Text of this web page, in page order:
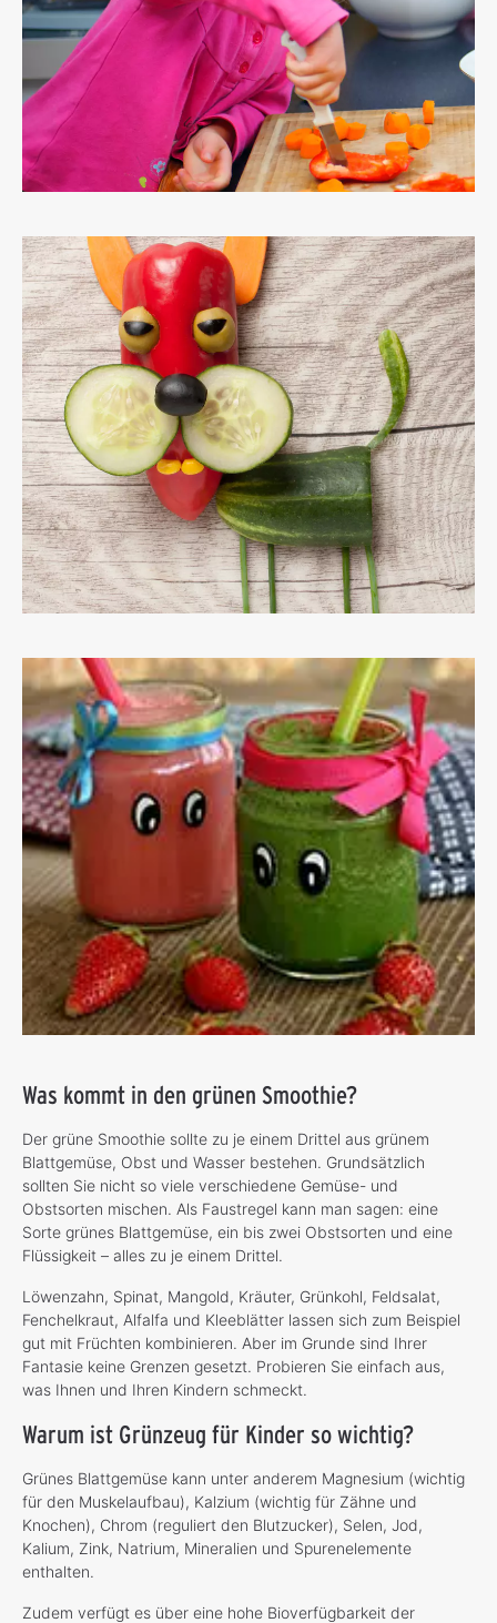
Was kommt in den grünen Smoothie?
Der grüne Smoothie sollte zu je einem Drittel aus grünem
Blattgemüse, Obst und Wasser bestehen. Grundsätzlich
sollten Sie nicht so viele verschiedene Gemüse- und
Obstsorten mischen. Als Faustregel kann man sagen: eine
Sorte grünes Blattgemüse, ein bis zwei Obstsorten und eine
Flüssigkeit – alles zu je einem Drittel.
Löwenzahn, Spinat, Mangold, Kräuter, Grünkohl, Feldsalat,
Fenchelkraut, Alfalfa und Kleeblätter lassen sich zum Beispiel
gut mit Früchten kombinieren. Aber im Grunde sind Ihrer
Fantasie keine Grenzen gesetzt. Probieren Sie einfach aus,
was Ihnen und Ihren Kindern schmeckt.
Warum ist Grünzeug für Kinder so wichtig?
Grünes Blattgemüse kann unter anderem Magnesium (wichtig
für den Muskelaufbau), Kalzium (wichtig für Zähne und
Knochen), Chrom (reguliert den Blutzucker), Selen, Jod,
Kalium, Zink, Natrium, Mineralien und Spurenelemente
enthalten.
Zudem verfügt es über eine hohe Bioverfügbarkeit der